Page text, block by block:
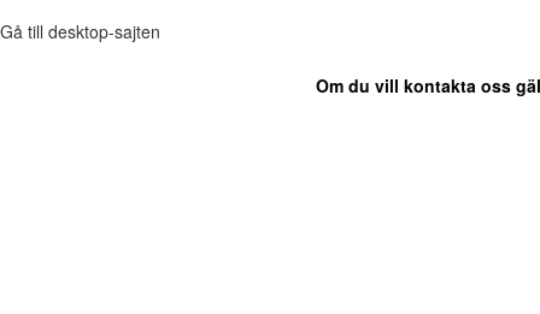
Gå till desktop-sajten
Om du vill kontakta oss